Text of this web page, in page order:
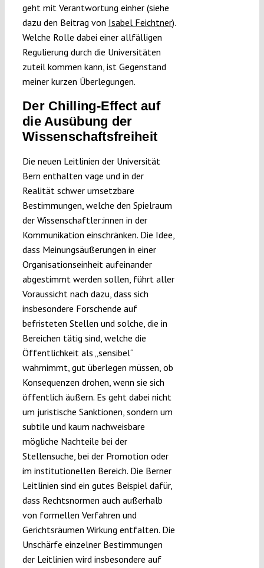
geht mit Verantwortung einher (siehe
dazu den Beitrag von Isabel Feichtner).
Welche Rolle dabei einer allfälligen
Regulierung durch die Universitäten
zuteil kommen kann, ist Gegenstand
meiner kurzen Überlegungen.
Der Chilling-Effect auf
die Ausübung der
Wissenschaftsfreiheit
Die neuen Leitlinien der Universität
Bern enthalten vage und in der
Realität schwer umsetzbare
Bestimmungen, welche den Spielraum
der Wissenschaftler:innen in der
Kommunikation einschränken. Die Idee,
dass Meinungsäußerungen in einer
Organisationseinheit aufeinander
abgestimmt werden sollen, führt aller
Voraussicht nach dazu, dass sich
insbesondere Forschende auf
befristeten Stellen und solche, die in
Bereichen tätig sind, welche die
Öffentlichkeit als „sensibel“
wahrnimmt, gut überlegen müssen, ob
Konsequenzen drohen, wenn sie sich
öffentlich äußern. Es geht dabei nicht
um juristische Sanktionen, sondern um
subtile und kaum nachweisbare
mögliche Nachteile bei der
Stellensuche, bei der Promotion oder
im institutionellen Bereich. Die Berner
Leitlinien sind ein gutes Beispiel dafür,
dass Rechtsnormen auch außerhalb
von formellen Verfahren und
Gerichtsräumen Wirkung entfalten. Die
Unschärfe einzelner Bestimmungen
der Leitlinien wird insbesondere auf